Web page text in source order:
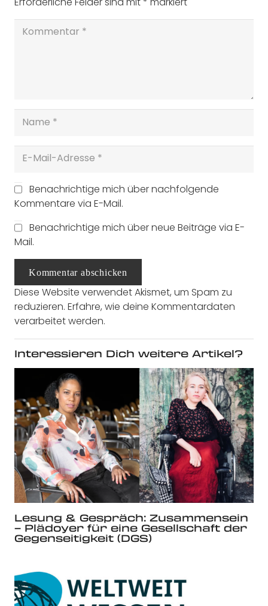
Benachrichtige mich über nachfolgende
Kommentare via E-Mail.
Benachrichtige mich über neue Beiträge via E-
Mail.
Kommentar abschicken
Diese Website verwendet Akismet, um Spam zu
reduzieren. Erfahre, wie deine Kommentardaten
verarbeitet werden.
Interessieren Dich weitere Artikel?
Lesung & Gespräch: Zusammensein
– Plädoyer für eine Gesellschaft der
Gegenseitigkeit (DGS)